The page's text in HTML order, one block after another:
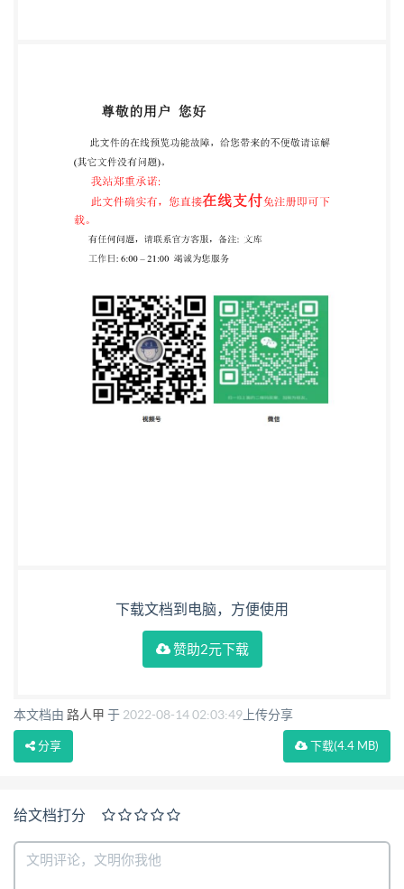
下载文档到电脑，方便使用
赞助2元下载
本文档由 路人甲 于 2022-08-14 02:03:49 上传分享
下载(4.4 MB)
分享
给文档打分